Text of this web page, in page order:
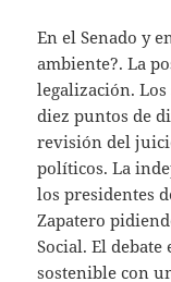
En el Senado y
ambiente?. La
legalización. Los
diez puntos de
revisión del
políticos. La
los presidentes
Zapatero
Social. El debate
sostenible con